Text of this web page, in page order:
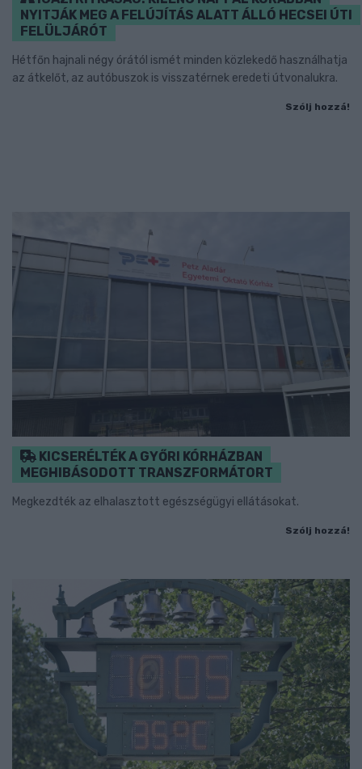
NYITJÁK MEG A FELÚJÍTÁS ALATT ÁLLÓ HECSEI ÚTI
FELÜLJÁRÓT
Hétfőn hajnali négy órától ismét minden közlekedő használhatja
az átkelőt, az autóbuszok is visszatérnek eredeti útvonalukra.
Szólj hozzá!
KICSERÉLTÉK A GYŐRI KÓRHÁZBAN
MEGHIBÁSODOTT TRANSZFORMÁTORT
Megkezdték az elhalasztott egészségügyi ellátásokat.
Szólj hozzá!